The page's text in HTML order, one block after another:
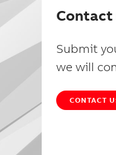
Contact
Submit
we will
CONTACT